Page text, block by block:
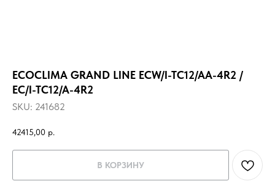
ECOCLIMA GRAND LINE ECW/I-TC12/AA-4R2 /
EC/I-TC12/A-4R2
SKU: 241682
42415,00 р.
В КОРЗИНУ